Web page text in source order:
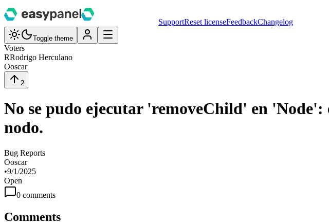
SupportReset licenseFeedbackChangelog
Toggle theme
Voters
RRodrigo Herculano
Ooscar
2
No se pudo ejecutar 'removeChild' en 'Node':
nodo.
Bug Reports
Ooscar
•9/1/2025
Open
0 comments
Comments